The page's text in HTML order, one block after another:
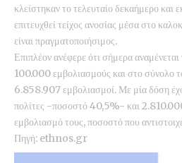
κλείστηκαν το τελευταίο δεκαήμερο και
επιτευχθεί τείχος ανοσίας μέσα στο
είναι πραγματοποιήσιμος.
Επιπλέον ανέφερε ότι σήμερα
100.000 εμβολιασμούς και στο σύνολο
6.858.907 εμβολιασμοί. Με μία δόση
πολίτες -ποσοστό 40,5%- και
εμβολιασμό τους, ποσοστό που
Πηγή: ethnos.gr